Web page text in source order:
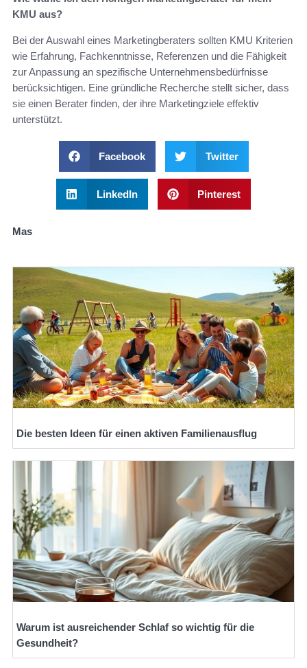
KMU aus?
Bei der Auswahl eines Marketingberaters sollten KMU Kriterien
wie Erfahrung, Fachkenntnisse, Referenzen und die Fähigkeit
zur Anpassung an spezifische Unternehmensbedürfnisse
berücksichtigen. Eine gründliche Recherche stellt sicher, dass
sie einen Berater finden, der ihre Marketingziele effektiv
unterstützt.
Facebook Twitter
LinkedIn Pinterest
Mas
Die besten Ideen für einen aktiven Familienausflug
Warum ist ausreichender Schlaf so wichtig für die
Gesundheit?